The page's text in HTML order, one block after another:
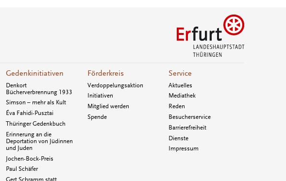
Gedenkinitiativen
Denkort
Bücherverbrennung 1933
Simson – mehr als Kult
Éva Fahidi-Pusztai
Thüringer Gedenkbuch
Erinnerung an die
Deportation von Jüdinnen
und Juden
Jochen-Bock-Preis
Paul Schäfer
Förderkreis
Verdoppelungsaktion
Initiativen
Mitglied werden
Spende
Service
Aktuelles
Mediathek
Reden
Besucherservice
Barrierefreiheit
Dienste
Impressum